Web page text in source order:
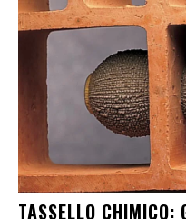
TASSELLO CHIMICO: